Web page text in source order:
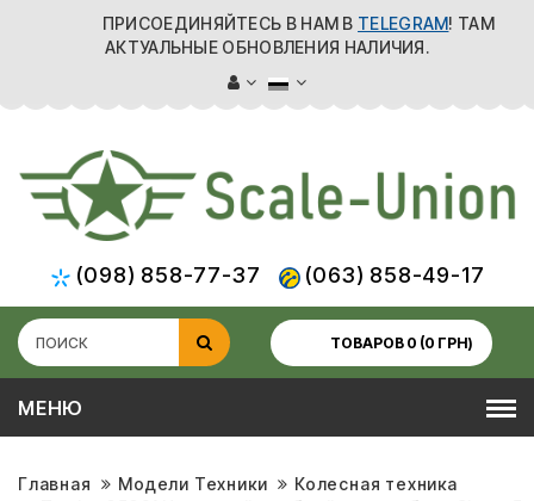
ПРИСОЕДИНЯЙТЕСЬ В НАМ В TELEGRAM! ТАМ
АКТУАЛЬНЫЕ ОБНОВЛЕНИЯ НАЛИЧИЯ.
(098) 858-77-37 (063) 858-49-17
ТОВАРОВ 0 (0 ГРН)
МЕНЮ
Главная Модели Техники
Колесная техника